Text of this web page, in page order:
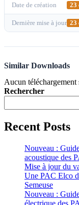
Date de création 23
Dernière mise à jour 23
Similar Downloads
Aucun
Rechercher
Recent Posts
Nouveau :
acoustique des
Mise à jour du
Une PAC Elco
Semeuse
Nouveau :
électrique des